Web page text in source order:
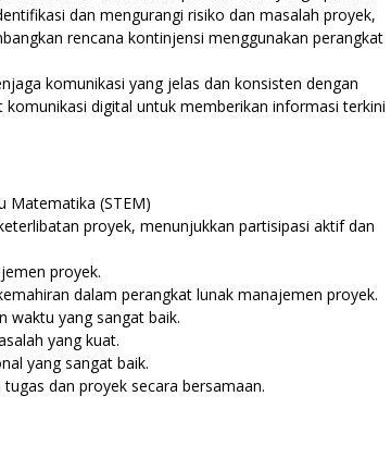
dan mengurangi risiko dan masalah proyek,
rencana kontinjensi menggunakan perangkat
komunikasi yang jelas dan konsisten dengan
digital untuk memberikan informasi terkini
Matematika (STEM)
proyek, menunjukkan partisipasi aktif dan
proyek.
dalam perangkat lunak manajemen proyek.
waktu yang sangat baik.
yang kuat.
yang sangat baik.
dan proyek secara bersamaan.